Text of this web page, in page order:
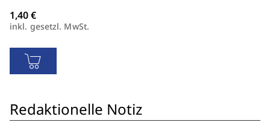
inkl. gesetzl. MwSt.
Redaktionelle Notiz